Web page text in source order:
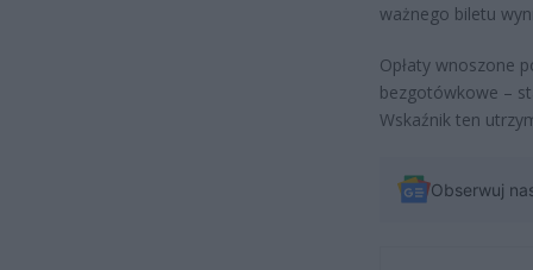
ważnego biletu
Opłaty wnoszone
bezgotówkowe –
Wskaźnik ten
Obserwuj